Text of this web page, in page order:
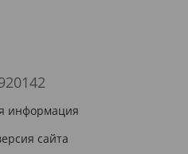
информация
сайта